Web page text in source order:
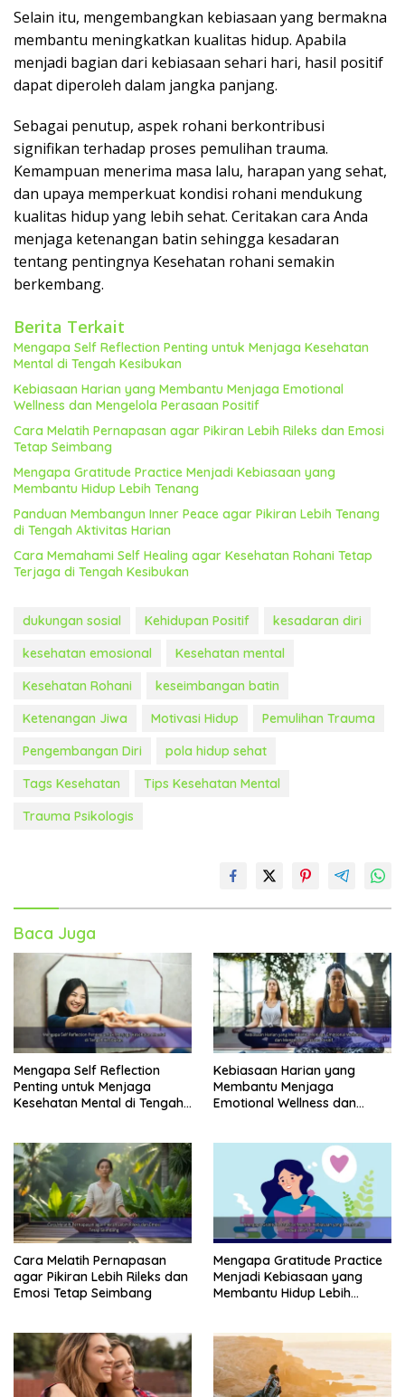
Selain itu, mengembangkan kebiasaan yang bermakna
membantu meningkatkan kualitas hidup. Apabila
menjadi bagian dari kebiasaan sehari hari, hasil positif
dapat diperoleh dalam jangka panjang.
Sebagai penutup, aspek rohani berkontribusi
signifikan terhadap proses pemulihan trauma.
Kemampuan menerima masa lalu, harapan yang sehat,
dan upaya memperkuat kondisi rohani mendukung
kualitas hidup yang lebih sehat. Ceritakan cara Anda
menjaga ketenangan batin sehingga kesadaran
tentang pentingnya Kesehatan rohani semakin
berkembang.
Berita Terkait
Mengapa Self Reflection Penting untuk Menjaga Kesehatan
Mental di Tengah Kesibukan
Kebiasaan Harian yang Membantu Menjaga Emotional
Wellness dan Mengelola Perasaan Positif
Cara Melatih Pernapasan agar Pikiran Lebih Rileks dan Emosi
Tetap Seimbang
Mengapa Gratitude Practice Menjadi Kebiasaan yang
Membantu Hidup Lebih Tenang
Panduan Membangun Inner Peace agar Pikiran Lebih Tenang
di Tengah Aktivitas Harian
Cara Memahami Self Healing agar Kesehatan Rohani Tetap
Terjaga di Tengah Kesibukan
dukungan sosial Kehidupan Positif
kesadaran diri
kesehatan emosional
Kesehatan mental
Kesehatan Rohani
keseimbangan batin
Ketenangan Jiwa
Motivasi Hidup
Pemulihan Trauma
Pengembangan Diri
pola hidup sehat
Tags Kesehatan
Tips Kesehatan Mental
Trauma Psikologis
Baca Juga
Mengapa Self Reflection
Penting untuk Menjaga
Kesehatan Mental di Tengah
Kebiasaan Harian yang
Membantu Menjaga
Emotional Wellness dan
Cara Melatih Pernapasan
agar Pikiran Lebih Rileks dan
Emosi Tetap Seimbang
Mengapa Gratitude Practice
Menjadi Kebiasaan yang
Membantu Hidup Lebih